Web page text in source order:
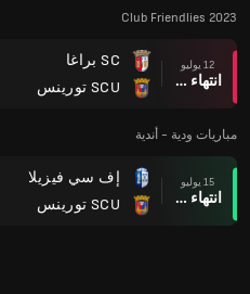
Club Friendlies 2023
12 يوليو
انتهاء وقت المباراة
SC براغا
SCU تورينس
مباريات ودية - أندية
15 يوليو
انتهاء وقت المباراة
إف سي فيزيلا
SCU تورينس